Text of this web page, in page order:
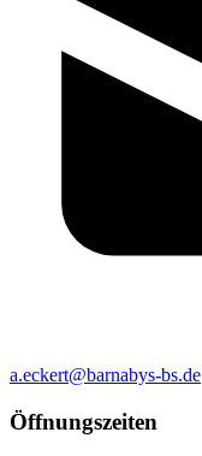
a.eckert@barnabys-bs.de
Öffnungszeiten